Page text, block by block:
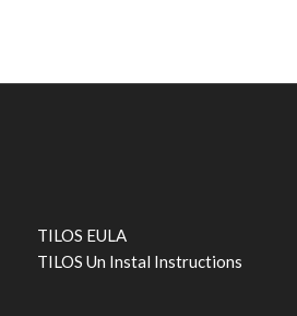
TILOS EULA
TILOS Un Instal Instructions